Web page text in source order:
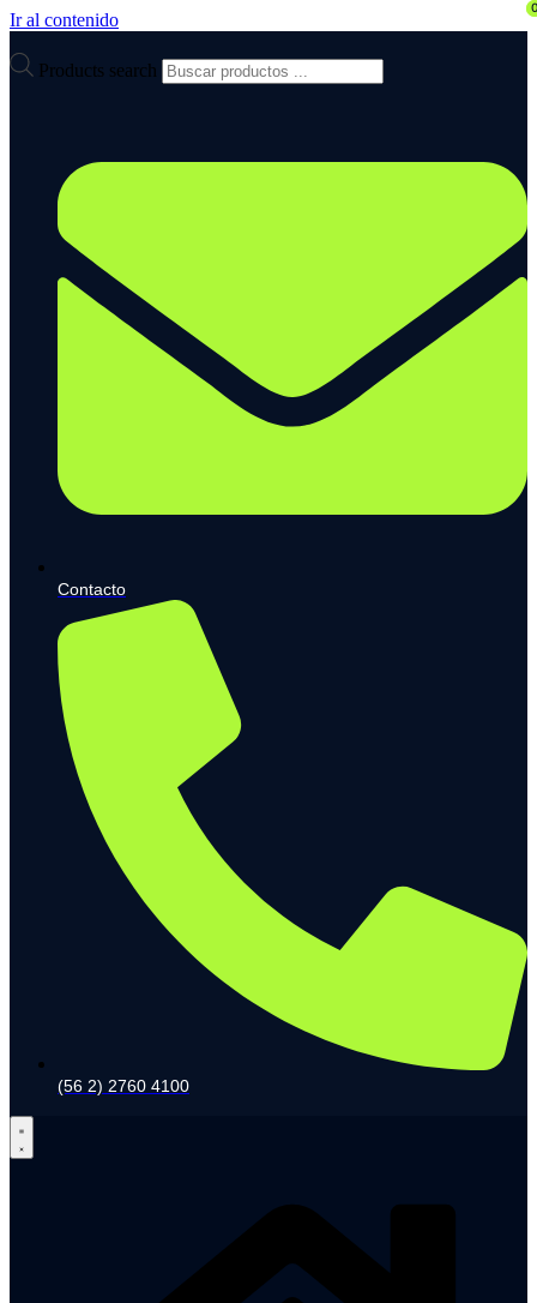
Ir al contenido
Products search
Contacto
(56 2) 2760 4100